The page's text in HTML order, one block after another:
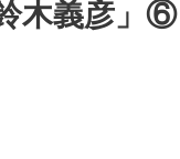
木義彦」